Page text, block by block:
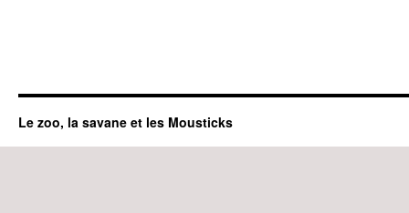
Le zoo, la savane et les Mousticks